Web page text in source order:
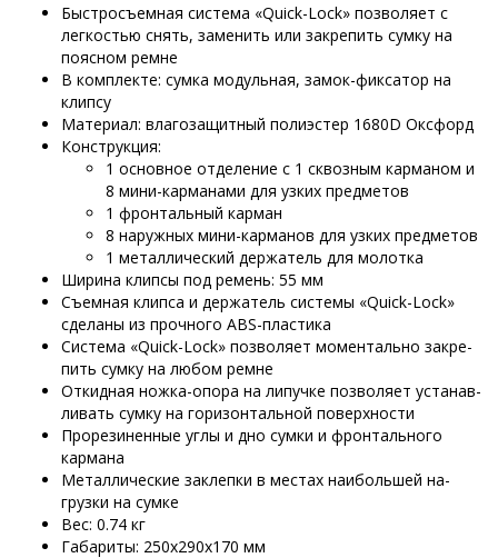
Быстросъемная система «Quick-Lock» позволяет с
легкостью снять, заменить или закрепить сумку на
поясном ремне
В комплекте: сумка модульная, замок-фиксатор на
клипсу
Материал: влагозащитный полиэстер 1680D Ок­сфорд
Конструкция:
1 основное отделение с 1 сквозным карманом и
8 мини-карманами для узких предметов
1 фронтальный карман
8 наружных мини-карманов для узких предметов
1 металлический держатель для молотка
Ширина клипсы под ремень: 55 мм
Съемная клипса и держатель системы «Quick-Lock»
сделаны из прочного ABS-пластика
Система «Quick-Lock» позволяет моментально закре­
пить сумку на любом ремне
Откидная ножка-опора на липучке позволяет устанав­
ливать сумку на горизонтальной поверхности
Прорезиненные углы и дно сумки и фронтального
кармана
Металлические заклепки в местах наибольшей на­
грузки на сумке
Вес: 0.74 кг
Габариты: 250x290х170 мм